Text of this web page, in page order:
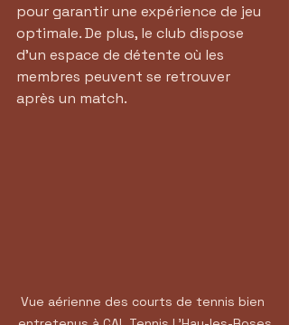
pour garantir une expérience de jeu
optimale. De plus, le club dispose
d'un espace de détente où les
membres peuvent se retrouver
après un match.
Vue aérienne des courts de tennis bien